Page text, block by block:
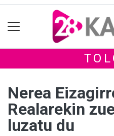
Nerea
Realarekin
luzatu du